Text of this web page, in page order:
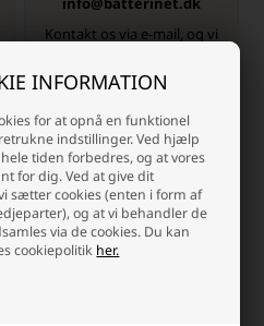
INFORMATION
for at opnå en funktionel
indstillinger. Ved hjælp
tiden forbedres, og at vores
for dig. Ved at give dit
sætter cookies (enten i form af
og at vi behandler de
via de cookies. Du kan
cookiepolitik her.
Kontakt os via e-mail, og vi
Fri fragt over 499,-
Altid hurtig levering med
dag til dag.